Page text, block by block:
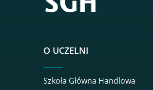
O UCZELNI
Szkoła Główna Handlowa